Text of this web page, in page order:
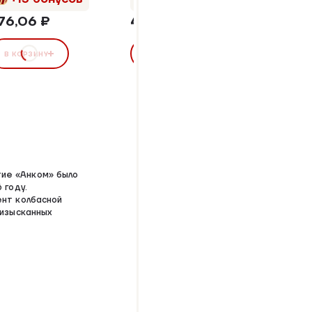
₽
В КОРЗИНУ
497,70 ₽
«Анком» было
году.
колбасной